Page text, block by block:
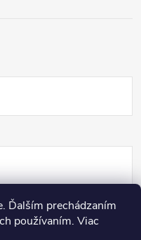
Ďalším prechádzaním
používaním. Viac